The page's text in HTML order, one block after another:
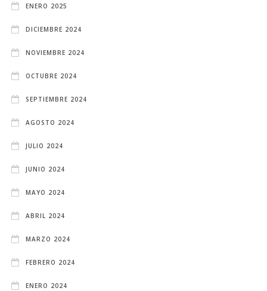
ENERO 2025
DICIEMBRE 2024
NOVIEMBRE 2024
OCTUBRE 2024
SEPTIEMBRE 2024
AGOSTO 2024
JULIO 2024
JUNIO 2024
MAYO 2024
ABRIL 2024
MARZO 2024
FEBRERO 2024
ENERO 2024